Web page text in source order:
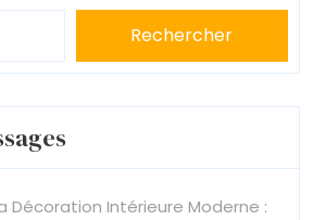
Rechercher
Décoration Intérieure Moderne :